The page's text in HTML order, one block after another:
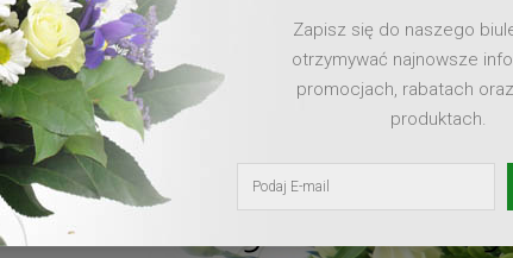
Zapisz się do naszego
otrzymywać najnowsze
promocjach, rabatach
produktach.